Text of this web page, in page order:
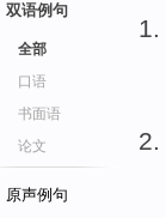
双语例句
全部
口语
书面语
论文
原声例句